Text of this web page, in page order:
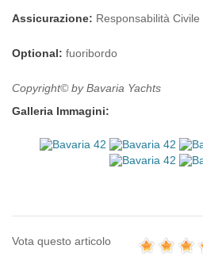
Assicurazione: Responsabilità
Optional: fuoribordo
Copyright© by Bavaria Yachts
Galleria Immagini:
Vota questo articolo